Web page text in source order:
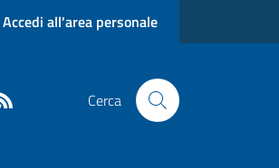
Accedi all'area personale
Cerca